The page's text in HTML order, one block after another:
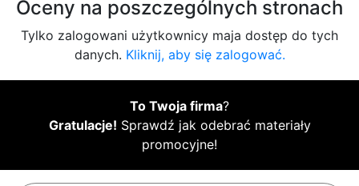
Oceny na poszczególnych stronach
Tylko zalogowani użytkownicy maja dostęp do tych
danych. Kliknij, aby się zalogować.
To Twoja firma?
Gratulacje! Sprawdź jak odebrać materiały
promocyjne!